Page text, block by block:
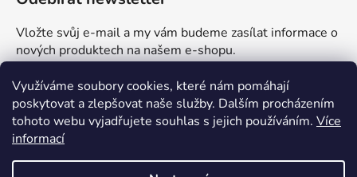
Využíváme soubory cookies, které nám pomáhají
poskytovat a zlepšovat naše služby. Dalším procházením
tohoto webu vyjadřujete souhlas s jejich používáním. Více
informací
Vložte svůj e-mail a my vám budeme zasílat informace o
nových produktech na našem e-shopu.
E-mail
PŘIHLÁSIT SE